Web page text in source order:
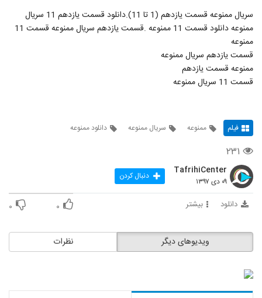
سریال ممنوعه قسمت یازدهم (1 تا 11).دانلود قسمت یازدهم 11 سریال
ممنوعه دانلود قسمت 11 ممنوعه .قسمت یازدهم سریال ممنوعه قسمت 11
ممنوعه
قسمت یازدهم سریال ممنوعه
ممنوعه قسمت یازدهم
قسمت 11 سریال ممنوعه
فیلم ممنوعه سريال ممنوعه دانلود ممنوعه
۲۳۱
TafrihiCenter
۰۹ دی ۱۳۹۷ دنبال کردن
دانلود بیشتر ۰ ۰
نظرات ویدیوهای دیگر